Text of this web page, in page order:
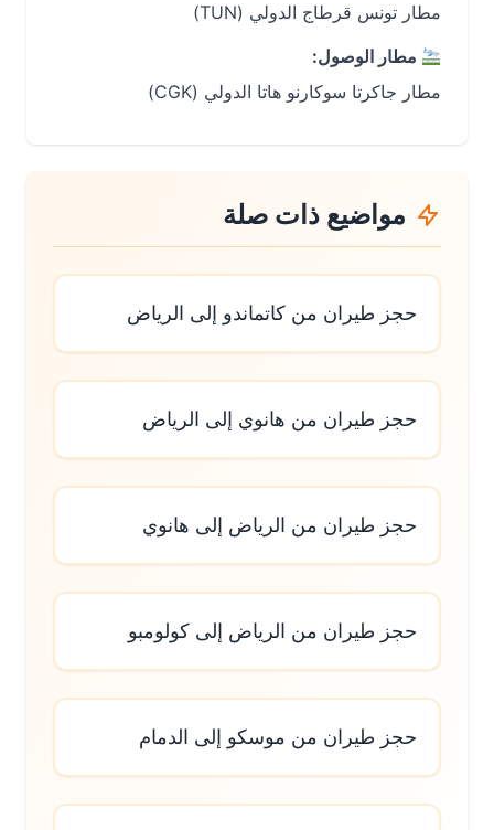
مطار تونس قرطاج الدولي (TUN)
مطار الوصول:
مطار جاكرتا سوكارنو هاتا الدولي (CGK)
مواضيع ذات صلة
حجز طيران من كاتماندو إلى الرياض
حجز طيران من هانوي إلى الرياض
حجز طيران من الرياض إلى هانوي
حجز طيران من الرياض إلى كولومبو
حجز طيران من موسكو إلى الدمام